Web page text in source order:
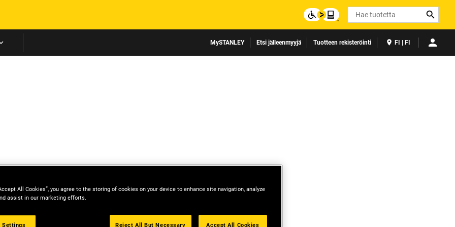
Search
MySTANLEY Etsi jälleenmyyjä Tuotteen rekisteröinti FI | FI
All Cookies”, you agree to the storing of cookies on your device to enhance site navigation, analyze
assist in our marketing efforts.
Settings Reject All But Necessary Accept All Cookies